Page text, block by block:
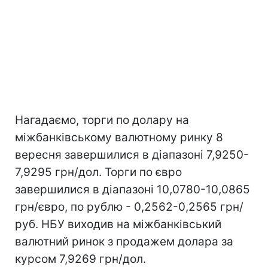
Нагадаємо, торги по долару на
міжбанківському валютному ринку 8
вересня завершилися в діапазоні 7,9250-
7,9295 грн/дол. Торги по євро
завершилися в діапазоні 10,0780-10,0865
грн/євро, по рублю - 0,2562-0,2565 грн/
руб. НБУ виходив на міжбанківський
валютний ринок з продажем долара за
курсом 7,9269 грн/дол.